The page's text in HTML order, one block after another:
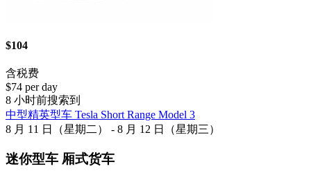
$104
含税费
$74 per day
8 小时前搜索到
中型精英型车 Tesla Short Range Model 3
8 月 11 日（星期二） - 8 月 12 日（星期三）
迷你型车 厢式货车